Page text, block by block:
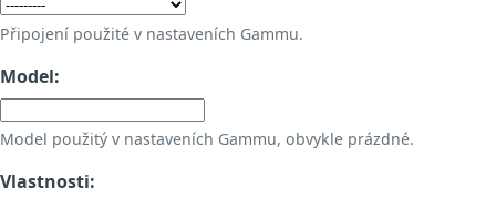
Připojení použité v nastaveních Gammu.
Model:
Model použitý v nastaveních Gammu, obvykle prázdné.
Vlastnosti: